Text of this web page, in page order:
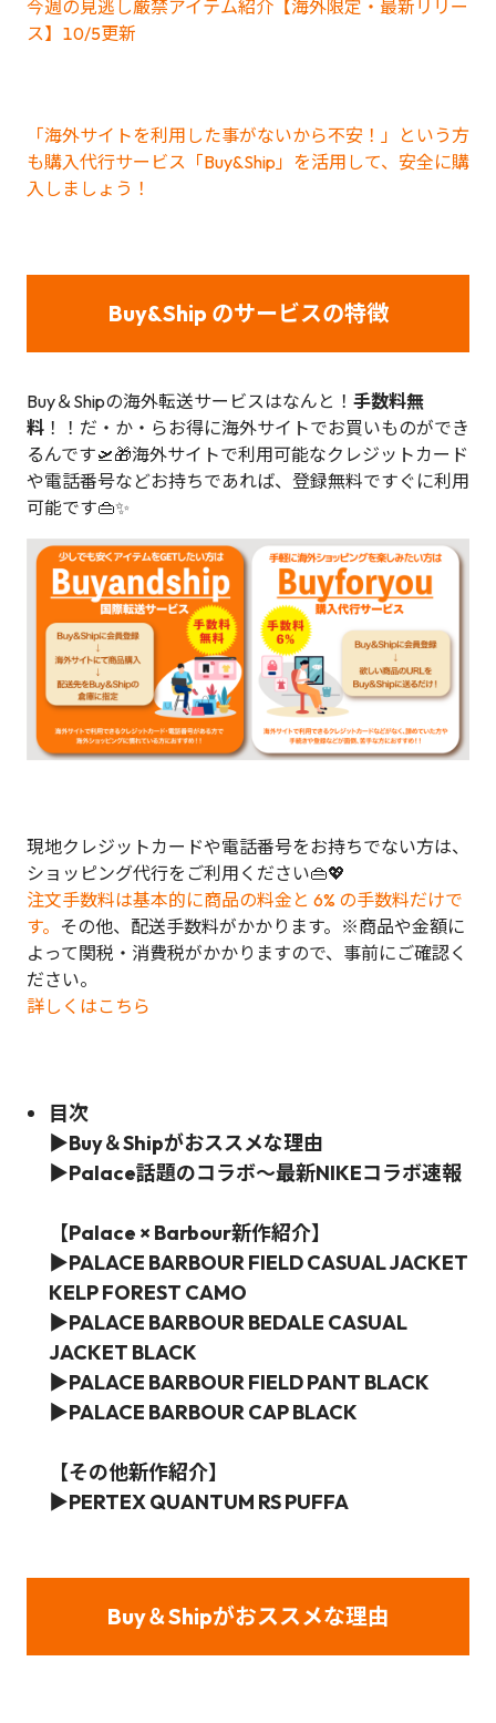
今週の見逃し厳禁アイテム紹介【海外限定・最新リリー
ス】10/5更新
「海外サイトを利用した事がないから不安！」という方
も購入代行サービス「Buy&Ship」を活用して、安全に購
入しましょう！
Buy&Ship のサービスの特徴
Buy＆Shipの海外転送サービスはなんと！ 手数料無
料 ！！だ・か・らお得に海外サイトでお買いものができ
るんです🛫🎁海外サイトで利用可能なクレジットカード
や電話番号などお持ちであれば、登録無料ですぐに利用
可能です👜✨
現地クレジットカードや電話番号をお持ちでない方は、
ショッピング代行をご利用ください👜💖
注文手数料は基本的に商品の料金と 6% の手数料だけで
す。 その他、配送手数料がかかります。※商品や金額に
よって関税・消費税がかかりますので、事前にご確認く
ださい。
詳しくはこちら
目次
▶Buy＆Shipがおススメな理由
▶Palace話題のコラボ～最新NIKEコラボ速報
【Palace × Barbour新作紹介】
▶PALACE BARBOUR FIELD CASUAL JACKET
KELP FOREST CAMO
▶PALACE BARBOUR BEDALE CASUAL
JACKET BLACK
▶PALACE BARBOUR FIELD PANT BLACK
▶PALACE BARBOUR CAP BLACK
【その他新作紹介】
▶PERTEX QUANTUM RS PUFFA
Buy＆Shipがおススメな理由